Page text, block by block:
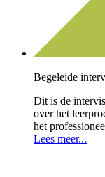
Begeleide
Dit is de
over het
het
Lees meer...